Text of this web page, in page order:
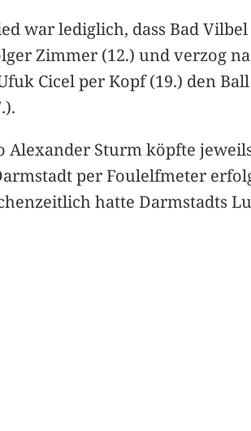
war lediglich, dass Bad Vilbel
Zimmer (12.) und verzog
Cicel per Kopf (19.) den
Sturm köpfte
per Foulelfmeter
hatte Darmstadts